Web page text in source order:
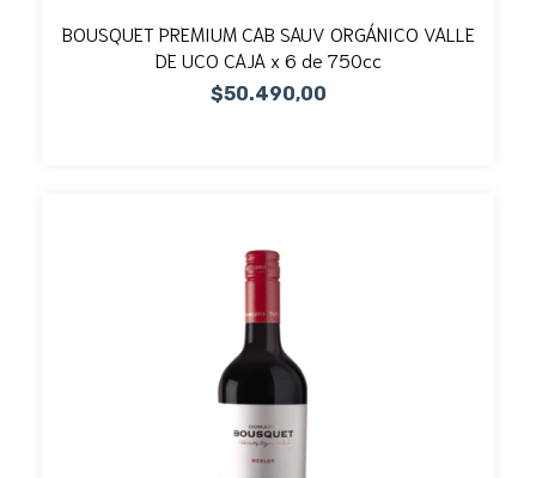
BOUSQUET PREMIUM CAB SAUV ORGÁNICO VALLE
DE UCO CAJA x 6 de 750cc
$50.490,00